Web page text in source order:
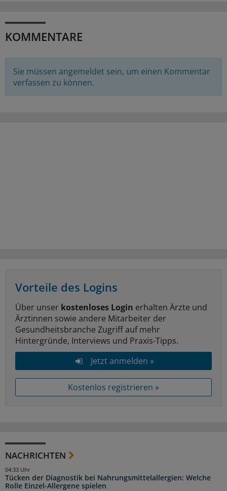
KOMMENTARE
Sie müssen angemeldet sein, um einen Kommentar
verfassen zu können.
Vorteile des Logins
Über unser kostenloses Login erhalten Ärzte und
Ärztinnen sowie andere Mitarbeiter der
Gesundheitsbranche Zugriff auf mehr
Hintergründe, Interviews und Praxis-Tipps.
Jetzt anmelden »
Kostenlos registrieren »
NACHRICHTEN
Tücken der Diagnostik bei Nahrungsmittelallergien: Welche
Rolle Einzel-Allergene spielen
04:33 Uhr